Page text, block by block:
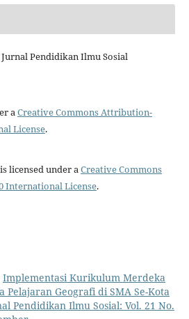
Pendidikan Ilmu Sosial
aCreative Commons Attribution-
License.
licensed under aCreative Commons
International License.
Implementasi Kurikulum Merdeka
Pelajaran Geografi di SMA Se-Kota
Pendidikan Ilmu Sosial: Vol. 21 No.